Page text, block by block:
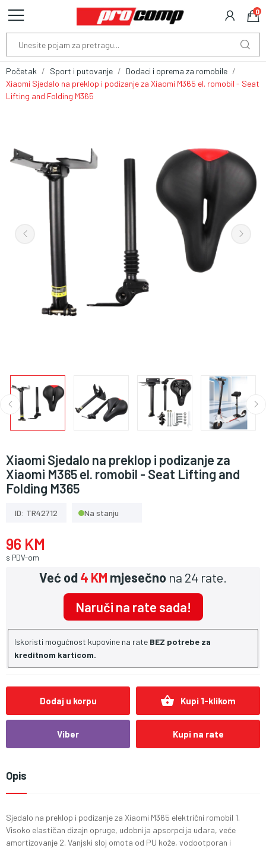
0
Početak Sport i putovanje
Dodaci i oprema za romobile
Xiaomi Sjedalo na preklop i podizanje za Xiaomi M365 el. romobil - Seat
Lifting and Folding M365
Xiaomi Sjedalo na preklop i podizanje za
Xiaomi M365 el. romobil - Seat Lifting and
Folding M365
ID: TR42712 Na stanju
96 KM
s PDV-om
Već od4 KM mjesečno na 24 rate.
Naruči na rate sada!
Iskoristi mogućnost kupovine na rate BEZ potrebe za
kreditnom karticom.
Dodaj u korpu shopping_basket Kupi 1-klikom
Viber Kupi na rate
Opis
Sjedalo na preklop i podizanje za Xiaomi M365 električni romobil 1.
Visoko elastičan dizajn opruge, udobnija apsorpcija udara, veće
amortizovanje 2. Vanjski sloj omota od PU kože, vodootporan i